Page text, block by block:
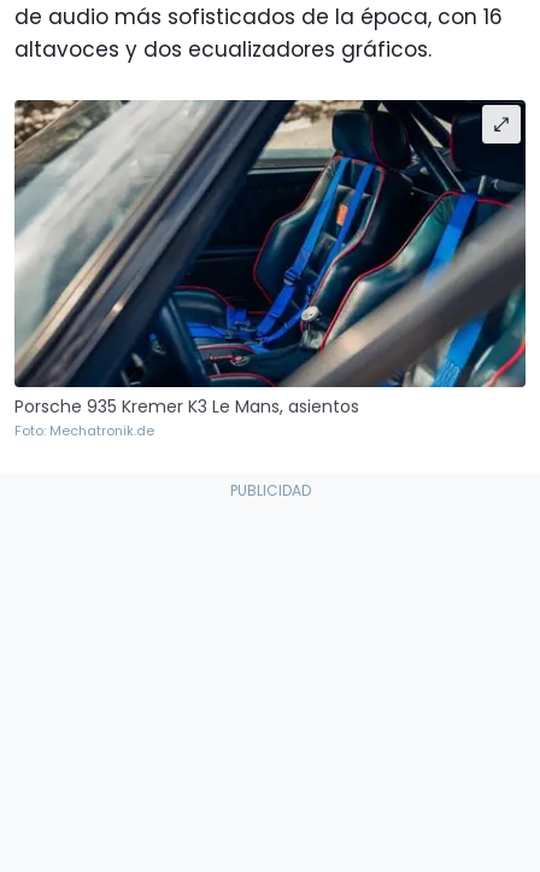
de audio más sofisticados de la época, con 16
altavoces y dos ecualizadores gráficos.
Porsche 935 Kremer K3 Le Mans, asientos
Foto: Mechatronik.de